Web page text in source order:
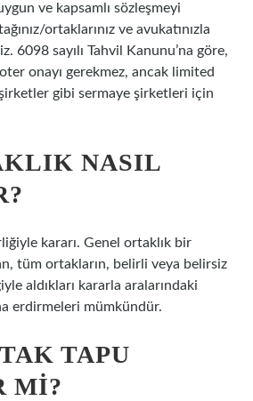
ve kapsamlı sözleşmeyi
ortaklarınız ve avukatınızla
6098 sayılı Tahvil Kanunu’na göre,
onayı gerekmez, ancak limited
gibi sermaye şirketleri için
NASIL
kararı. Genel ortaklık bir
tüm ortakların, belirli veya belirsiz
aldıkları kararla aralarındaki
erdirmeleri mümkündür.
TAPU
MI?